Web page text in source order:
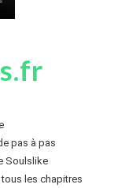
pas à pas
Soulslike
tous les chapitres